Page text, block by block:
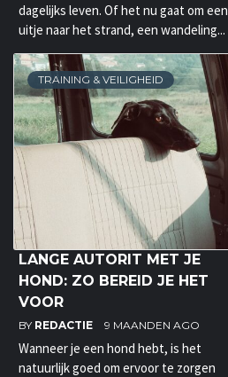
dagelijks leven. Of het nu gaat om een
uitje naar het strand, een wandeling...
TRAINING & VEILIGHEID
LANGE AUTORIT MET JE
HOND: ZO BEREID JE HET
VOOR
BY REDACTIE 9 MAANDEN AGO
Wanneer je een hond hebt, is het
natuurlijk goed om ervoor te zorgen